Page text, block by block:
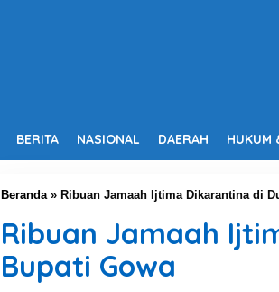
BERITA NASIONAL DAERAH HUKUM
Beranda» Ribuan Jamaah Ijtima Dikarantina di
Ribuan Jamaah
Bupati Gowa